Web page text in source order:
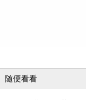
随便看看